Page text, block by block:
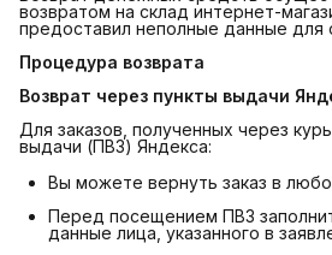
возвратом на склад интернет-
предоставил неполные данные для
Процедура возврата
Возврат через пункты выдачи
Для заказов, полученных через
выдачи (ПВЗ) Яндекса:
Вы можете вернуть заказ в
Перед посещением ПВЗ
данные лица, указанного в